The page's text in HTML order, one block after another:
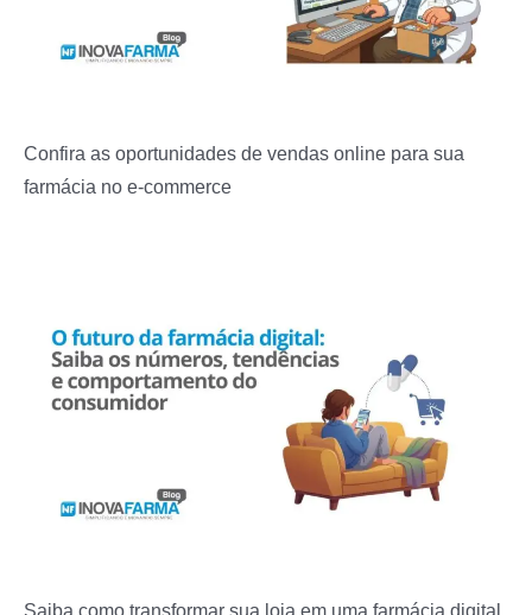
Confira as oportunidades de vendas online para sua
farmácia no e-commerce
Saiba como transformar sua loja em uma farmácia digital